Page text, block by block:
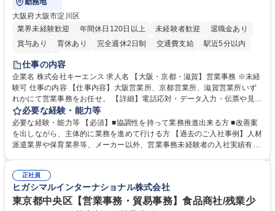
勤務地
大阪府大阪市淀川区
業界未経験歓迎
年間休日120日以上 未経験者歓迎
退職金あり
賞与あり
育休あり 完全週休2日制 交通費支給
駅近5分以内
土日祝休み
仕事の内容
企業名 株式会社キーエンス 求人名 【大阪・京都・滋賀】営業事務 ※未経
験可 仕事の内容 【仕事内容】大阪営業所、京都営業所、滋賀営業所いず
れかにて営業事務をお任せ。 【詳細】電話応対・データ入力・伝票や見積
の作成・カタログ送付・来客対応・営業所内で発生する事務業務や業務改
善をお任せ。 【教育制度】ご入社後、育成担当とペアになりながらOJTに
て業務を覚えていただくことが可能です。業務システムがきちんと構築さ
れているため、スムーズに仕事に慣れることができる環境です。また、
募集職種 【大阪・京都・滋賀】営業事務 ※未経験可
必要な経験・能力等
必要な経験・能力等 【必須】■協調性を持って業務推進出来る方 ■改善案
を出しながら、主体的に業務を進めて行ける方 【過去のご入社事例】人材
派遣業界や保育業界等、メーカー以外、営業事務未経験者の入社実績有
えて、お客様や社員の状況に合わせ、能動的なサポート、改善の動きも期
待され。組織を支えるスペシャリストとして、チームに貢献し、結果的に
社員から頼られる存在になることができます。平均19:30の退勤以降の業
正社員
ヒガシマルインターナショナル株式会社
東京都中央区【営業事務・貿易事務】食品商社/残業少